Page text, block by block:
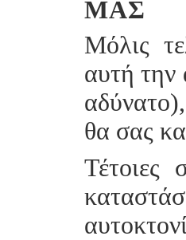
ΜΑΣ
Μόλις
αυτή την
θα σας
Τέτοιες